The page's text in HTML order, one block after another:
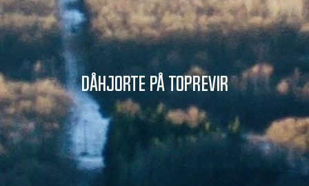
Dåhjorte på toprevir